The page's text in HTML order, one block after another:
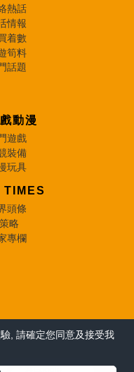
, 請確定您同意及接受我
熱話
情報
着數
筍料
話題
動漫
遊戲
裝備
玩具
TIMES
頭條
略
專欄